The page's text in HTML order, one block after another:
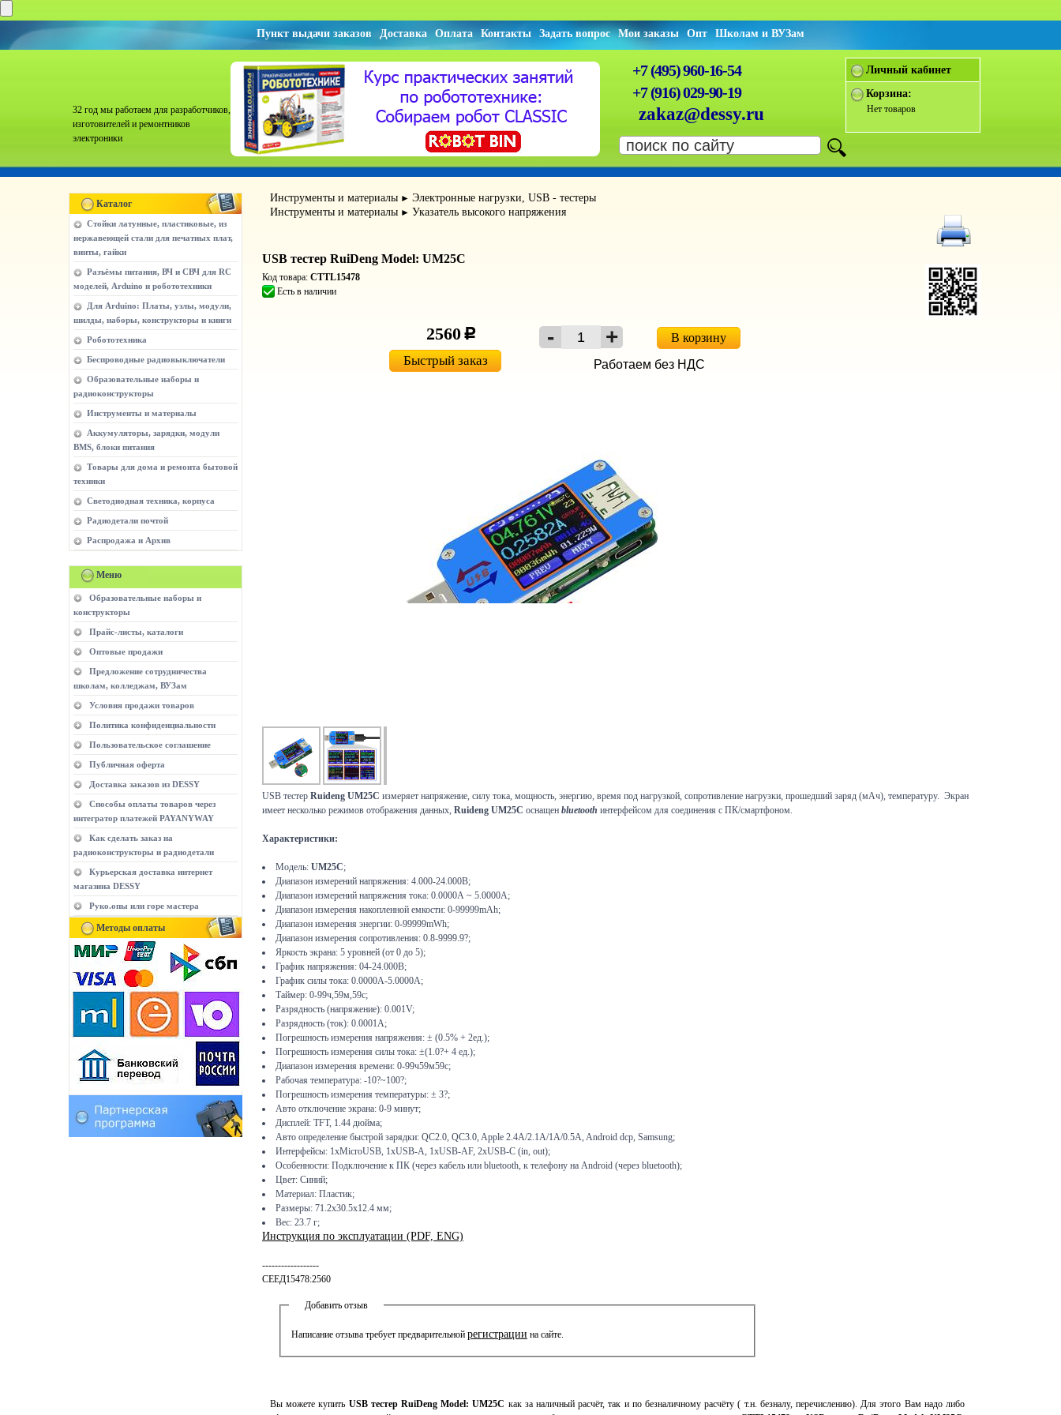
Пункт выдачи заказов Доставка Оплата Контакты Задать вопрос Мои заказы Опт Школам и ВУЗам
32 год мы работаем для разработчиков,
изготовителей и ремонтников
электроники
+7 (495) 960-16-54
+7 (916) 029-90-19
zakaz@dessy.ru
Личный кабинет
Корзина:
Нет товаров
Каталог
Стойки латунные, пластиковые, из
нержавеющей стали для печатных плат,
винты, гайки
Разъёмы питания, ВЧ и СВЧ для RC
моделей, Arduino и робототехники
Для Arduino: Платы, узлы, модули,
шилды, наборы, конструкторы и книги
Робототехника
Беспроводные радиовыключатели
Образовательные наборы и
радиоконструкторы
Инструменты и материалы
Аккумуляторы, зарядки, модули
BMS, блоки питания
Товары для дома и ремонта бытовой
техники
Светодиодная техника, корпуса
Радиодетали почтой
Распродажа и Архив
Меню
Образовательные наборы и
конструкторы
Прайс-листы, каталоги
Оптовые продажи
Предложение сотрудничества
школам, колледжам, ВУЗам
Условия продажи товаров
Политика конфиденциальности
Пользовательское соглашение
Публичная оферта
Доставка заказов из DESSY
Способы оплаты товаров через
интегратор платежей PAYANYWAY
Как сделать заказ на
радиоконструкторы и радиодетали
Курьерская доставка интернет
магазина DESSY
Руко.опы или горе мастера
Методы оплаты
Инструменты и материалы ► Электронные нагрузки, USB - тестеры
Инструменты и материалы ► Указатель высокого напряжения
USB тестер RuiDeng Model: UM25C
Код товара: CTTL15478
Есть в наличии
2560 c
Быстрый заказ
В корзину
Работаем без НДС
USB тестер Ruideng UM25C измеряет напряжение, силу тока, мощность, энергию, время под нагрузкой, сопротивление нагрузки, прошедший заряд (мАч), температуру. Экран
имеет несколько режимов отображения данных, Ruideng UM25C оснащен bluetooth интерфейсом для соединения с ПК/смартфоном.
Характеристики:
Модель: UM25C;
Диапазон измерений напряжения: 4.000-24.000В;
Диапазон измерений напряжения тока: 0.0000А ~ 5.0000А;
Диапазон измерения накопленной емкости: 0-99999mAh;
Диапазон измерения энергии: 0-99999mWh;
Диапазон измерения сопротивления: 0.8-9999.9?;
Яркость экрана: 5 уровней (от 0 до 5);
График напряжения: 04-24.000В;
График силы тока: 0.0000A-5.0000A;
Таймер: 0-99ч,59м,59с;
Разрядность (напряжение): 0.001V;
Разрядность (ток): 0.0001A;
Погрешность измерения напряжения: ± (0.5% + 2ед.);
Погрешность измерения силы тока: ±(1.0?+ 4 ед.);
Диапазон измерения времени: 0-99ч59м59с;
Рабочая температура: -10?~100?;
Погрешность измерения температуры: ± 3?;
Авто отключение экрана: 0-9 минут;
Дисплей: TFT, 1.44 дюйма;
Авто определение быстрой зарядки: QC2.0, QC3.0, Apple 2.4A/2.1A/1A/0.5A, Android dcp, Samsung;
Интерфейсы: 1хMicroUSB, 1хUSB-A, 1хUSB-AF, 2хUSB-C (in, out);
Особенности: Подключение к ПК (через кабель или bluetooth, к телефону на Android (через bluetooth);
Цвет: Синий;
Материал: Пластик;
Размеры: 71.2x30.5x12.4 мм;
Вес: 23.7 г;
Инструкция по эксплуатации (PDF, ENG)
------------------
СЕЕД15478:2560
Добавить отзыв
Написание отзыва требует предварительной регистрации на сайте.
Вы можете купить USB тестер RuiDeng Model: UM25C как за наличный расчёт, так и по безналичному расчёту ( т.н. безналу, перечислению). Для этого Вам надо либо